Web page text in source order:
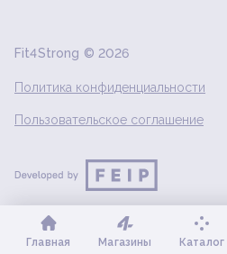
Fit4Strong © 2026
Политика конфиденциальности
Пользовательское соглашение
Главная Магазины Каталог